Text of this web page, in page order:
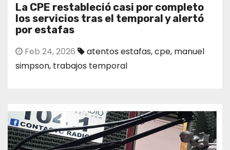
La CPE restableció casi por completo
los servicios tras el temporal y alertó
por estafas
Feb 24, 2026 atentos estafas,cpe, manuel
simpson, trabajos temporal